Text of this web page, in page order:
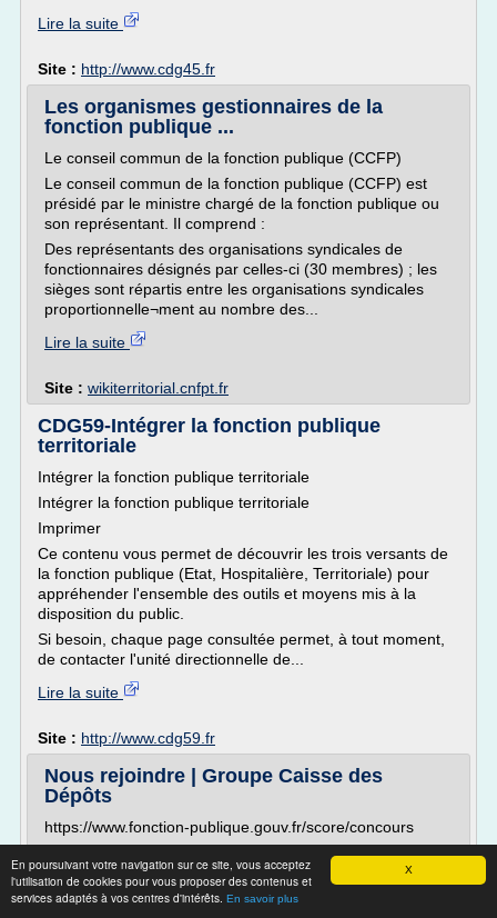
X
En poursuivant votre navigation sur ce site, vous acceptez
l'utilisation de cookies pour vous proposer des contenus et
services adaptés à vos centres d'intérêts. En savoir plus
Lire la suite
Site : http://www.cdg45.fr
Les organismes gestionnaires de la
fonction publique ...
Le conseil commun de la fonction publique (CCFP)
Le conseil commun de la fonction publique (CCFP) est
présidé par le ministre chargé de la fonction publique ou
son représentant. Il comprend :
Des représentants des organisations syndicales de
fonctionnaires désignés par celles-ci (30 membres) ; les
sièges sont répartis entre les organisations syndicales
proportionnelle¬ment au nombre des...
Lire la suite
Site : wikiterritorial.cnfpt.fr
CDG59-Intégrer la fonction publique
territoriale
Intégrer la fonction publique territoriale
Intégrer la fonction publique territoriale
Imprimer
Ce contenu vous permet de découvrir les trois versants de
la fonction publique (Etat, Hospitalière, Territoriale) pour
appréhender l'ensemble des outils et moyens mis à la
disposition du public.
Si besoin, chaque page consultée permet, à tout moment,
de contacter l'unité directionnelle de...
Lire la suite
Site : http://www.cdg59.fr
Nous rejoindre | Groupe Caisse des
Dépôts
https://www.fonction-publique.gouv.fr/score/concours
le site SCORE (Site des COncours et des REcrutement de
la Fonction Publique) contient toutes les informations
utiles relatives aux concours de la Fonction Publique.